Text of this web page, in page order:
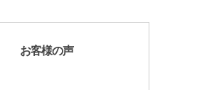
お客様の声